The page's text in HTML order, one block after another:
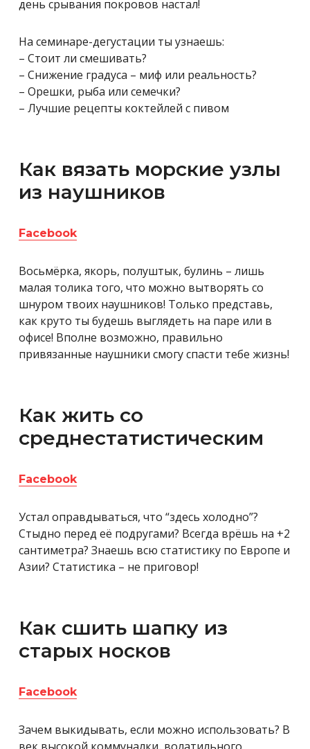
день срывания покровов настал!
На семинаре-дегустации ты узнаешь:
– Стоит ли смешивать?
– Снижение градуса – миф или реальность?
– Орешки, рыба или семечки?
– Лучшие рецепты коктейлей с пивом
Как вязать морские узлы
из наушников
Facebook
Восьмёрка, якорь, полуштык, булинь – лишь
малая толика того, что можно вытворять со
шнуром твоих наушников! Только представь,
как круто ты будешь выглядеть на паре или в
офисе! Вполне возможно, правильно
привязанные наушники смогу спасти тебе жизнь!
Как жить со
среднестатистическим
Facebook
Устал оправдываться, что “здесь холодно”?
Стыдно перед её подругами? Всегда врёшь на +2
сантиметра? Знаешь всю статистику по Европе и
Азии? Статистика – не приговор!
Как сшить шапку из
старых носков
Facebook
Зачем выкидывать, если можно использовать? В